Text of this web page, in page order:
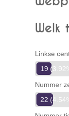
Welk
Linkse
19
Nummer
22